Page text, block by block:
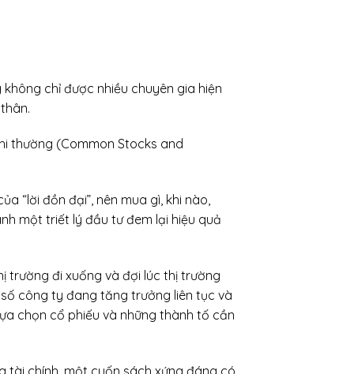
chỉ được nhiều chuyên gia hiện
thường (Common Stocks and
“lời đồn đại”, nên mua gì, khi nào,
một triết lý đầu tư đem lại hiệu quả
trường đi xuống và đợi lúc thị trường
công ty đang tăng trưởng liên tục và
chọn cổ phiếu và những thành tố cần
tài chính, một cuốn sách xứng đáng có